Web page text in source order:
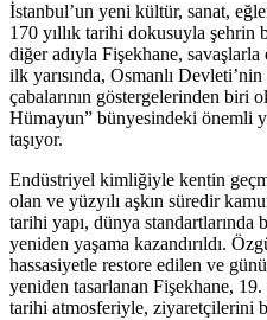
İstanbul’un yeni kültür, sanat,
170 yıllık tarihi dokusuyla şehrin
diğer adıyla Fişekhane,
ilk yarısında, Osmanlı
çabalarının göstergelerinden biri
Hümayun” bünyesindeki önemli
taşıyor.
Endüstriyel kimliğiyle kentin
olan ve yüzyılı aşkın süredir
tarihi yapı, dünya standartlarında
yeniden yaşama kazandırıldı.
hassasiyetle restore edilen ve
yeniden tasarlanan Fişekhane,
tarihi atmosferiyle, ziyaretçilerini